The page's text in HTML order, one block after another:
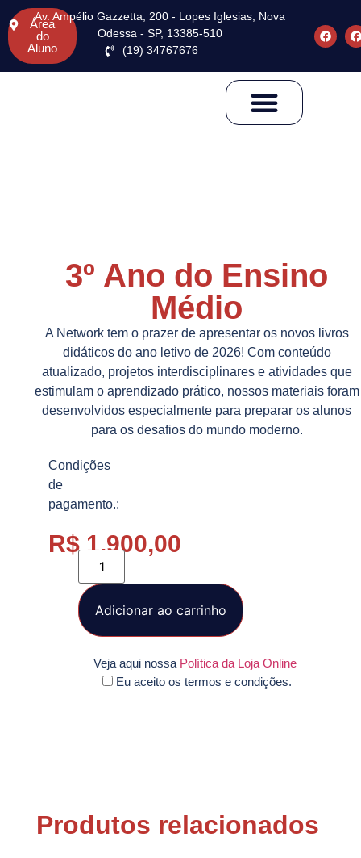
Área
do
Aluno
Av. Ampélio Gazzetta, 200 - Lopes Iglesias, Nova
Odessa - SP, 13385-510
(19) 34767676
3º Ano do Ensino
Médio
A Network tem o prazer de apresentar os novos livros
didáticos do ano letivo de 2026! Com conteúdo
atualizado, projetos interdisciplinares e atividades que
estimulam o aprendizado prático, nossos materiais foram
desenvolvidos especialmente para preparar os alunos
para os desafios do mundo moderno.
Condições
de
pagamento.:
R$1.900,00
Adicionar ao carrinho
Veja aqui nossa Política da Loja Online
Eu aceito os termos e condições.
Produtos relacionados